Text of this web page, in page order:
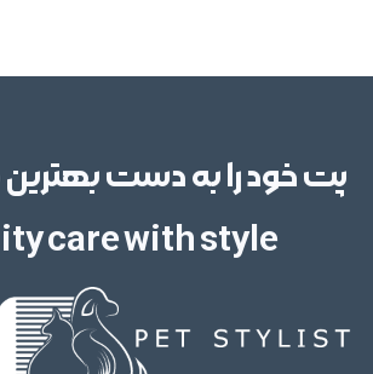
پت خود را به دست بهترین
care with style